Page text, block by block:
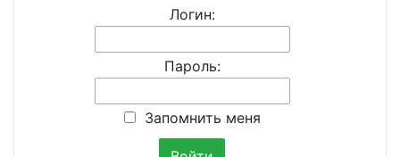
Логин:
Пароль:
Запомнить меня